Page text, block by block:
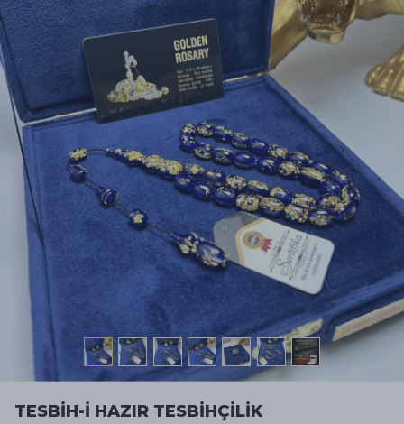
TESBİH-İ HAZIR TESBİHÇİLİK